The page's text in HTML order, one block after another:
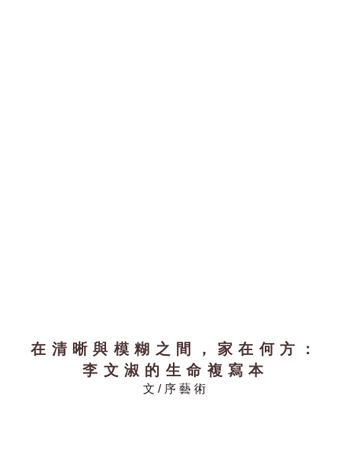
在清晰與模糊之間，家在何方：
李文淑的生命複寫本
文/序藝術